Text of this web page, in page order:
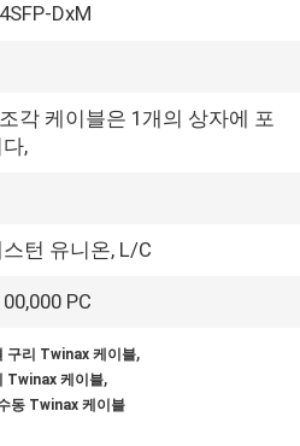
DxM
각 케이블은 1개의 상자에 포
,
턴 유니온, L/C
PC
구리 Twinax 케이블,
Twinax 케이블,
동 Twinax 케이블